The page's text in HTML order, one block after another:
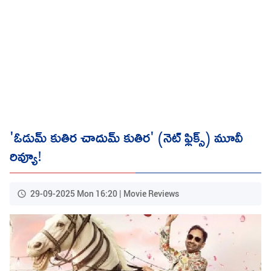
'ఓడుమ్ కుతిర చాదుమ్ కుతిర' (నెట్ ఫ్లిక్స్) మూవీ
రివ్యూ!
29-09-2025 Mon 16:20 | Movie Reviews